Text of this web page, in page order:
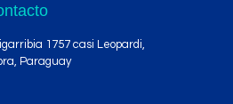
1757 casi Leopardi,
Paraguay